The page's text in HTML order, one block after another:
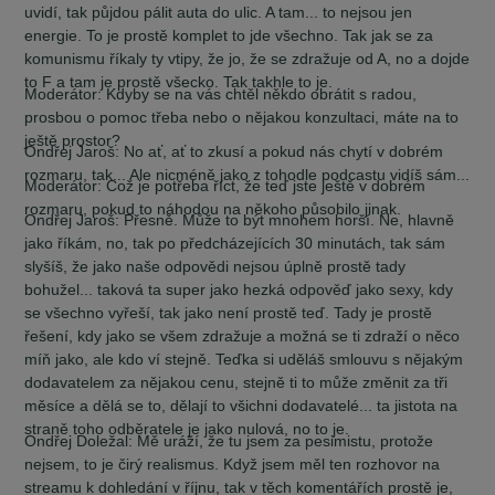
uvidí, tak půjdou pálit auta do ulic. A tam... to nejsou jen
energie. To je prostě komplet to jde všechno. Tak jak se za
komunismu říkaly ty vtipy, že jo, že se zdražuje od A, no a dojde
to F a tam je prostě všecko. Tak takhle to je.
Moderátor:Kdyby se na vás chtěl někdo obrátit s radou,
prosbou o pomoc třeba nebo o nějakou konzultaci, máte na to
ještě prostor?
Ondřej Jaroš: No ať, ať to zkusí a pokud nás chytí v dobrém
rozmaru, tak... Ale nicméně jako z tohodle podcastu vidíš sám...
Moderátor:Což je potřeba říct, že teď jste ještě v dobrém
rozmaru, pokud to náhodou na někoho působilo jinak.
Ondřej Jaroš:Přesně. Může to být mnohem horší. Ne, hlavně
jako říkám, no, tak po předcházejících 30 minutách, tak sám
slyšíš, že jako naše odpovědi nejsou úplně prostě tady
bohužel... taková ta super jako hezká odpověď jako sexy, kdy
se všechno vyřeší, tak jako není prostě teď. Tady je prostě
řešení, kdy jako se všem zdražuje a možná se ti zdraží o něco
míň jako, ale kdo ví stejně. Teďka si uděláš smlouvu s nějakým
dodavatelem za nějakou cenu, stejně ti to může změnit za tři
měsíce a dělá se to, dělají to všichni dodavatelé... ta jistota na
straně toho odběratele je jako nulová, no to je.
Ondřej Doležal: Mě uráží, že tu jsem za pesimistu, protože
nejsem, to je čirý realismus. Když jsem měl ten rozhovor na
streamu k dohledání v říjnu, tak v těch komentářích prostě je,